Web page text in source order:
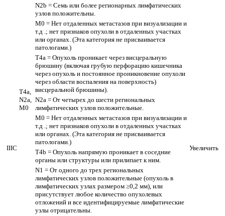
IIIC Увеличить
N2b = Семь или более регионарных лимфатических
узлов положительны.
M0 = Нет отдаленных метастазов при визуализации и
т.д .; нет признаков опухоли в отдаленных участках
или органах. (Эта категория не присваивается
патологами.)
T4a,
N2a,
M0
T4a = Опухоль проникает через висцеральную
брюшину (включая грубую перфорацию кишечника
через опухоль и постоянное проникновение опухоли
через области воспаления на поверхность)
висцеральной брюшины).
N2a = От четырех до шести региональных
лимфатических узлов положительные.
M0 = Нет отдаленных метастазов при визуализации и
т.д .; нет признаков опухоли в отдаленных участках
или органах. (Эта категория не присваивается
патологами.)
T4b = Опухоль напрямую проникает в соседние
органы или структуры или прилипает к ним.
N1 = От одного до трех региональных
лимфатических узлов положительные (опухоль в
лимфатических узлах размером ≥0,2 мм), или
присутствует любое количество опухолевых
отложений и все идентифицируемые лимфатические
узлы отрицательны.